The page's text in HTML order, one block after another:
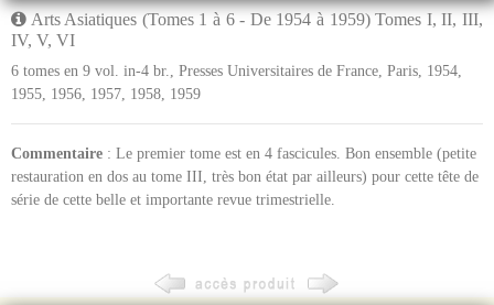
Arts Asiatiques (Tomes 1 à 6 - De 1954 à 1959) Tomes I, II, III,
IV, V, VI
6 tomes en 9 vol. in-4 br., Presses Universitaires de France, Paris, 1954,
1955, 1956, 1957, 1958, 1959
Commentaire : Le premier tome est en 4 fascicules. Bon ensemble (petite
restauration en dos au tome III, très bon état par ailleurs) pour cette tête de
série de cette belle et importante revue trimestrielle.